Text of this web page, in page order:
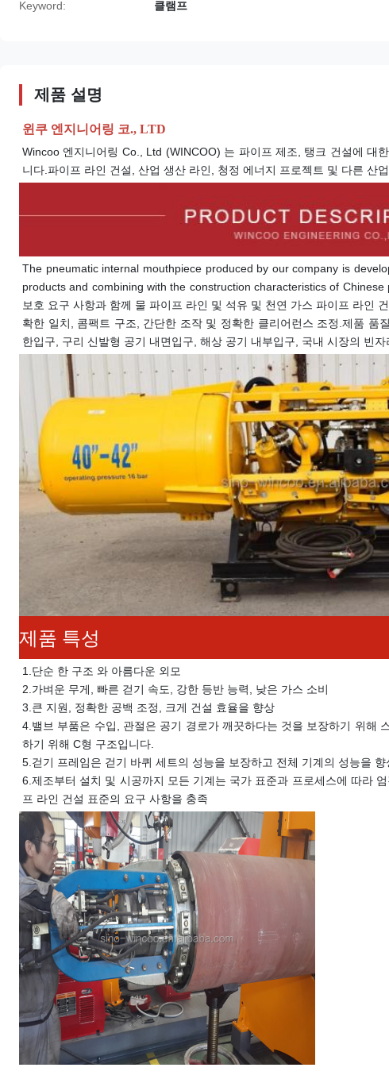
Keyword: 클램프
제품 설명
윈쿠 엔지니어링 코., LTD
Wincoo 엔지니어링 Co., Ltd (WINCOO) 는 파이프 제조, 탱크 건설에 대
니다.파이프 라인 건설, 산업 생산 라인, 청정 에너지 프로젝트 및 다른 산업
The pneumatic internal mouthpiece produced by our company is
products and combining with the construction characteristics of
보호 요구 사항과 함께 물 파이프 라인 및 석유 및 천연 가스 파이프 라인
확한 일치, 콤팩트 구조, 간단한 조작 및 정확한 클리어런스 조정.제품
한입구 , 구리 신발형 공기 내면입구 , 해상 공기 내부입구 , 국내 시장의 빈
제품 특성
1. 단순 한 구조 와 아름다운 외모
2. 가벼운 무게, 빠른 걷기 속도, 강한 등반 능력, 낮은 가스 소비
3. 큰 지원, 정확한 공백 조정, 크게 건설 효율을 향상
4. 밸브 부품은 수입, 관절은 공기 경로가 깨끗하다는 것을 보장하기 위해
하기 위해 C형 구조입니다.
5. 걷기 프레임은 걷기 바퀴 세트의 성능을 보장하고 전체 기계의 성능을
6. 제조부터 설치 및 시공까지 모든 기계는 국가 표준과 프로세스에 따라
프 라인 건설 표준의 요구 사항을 충족